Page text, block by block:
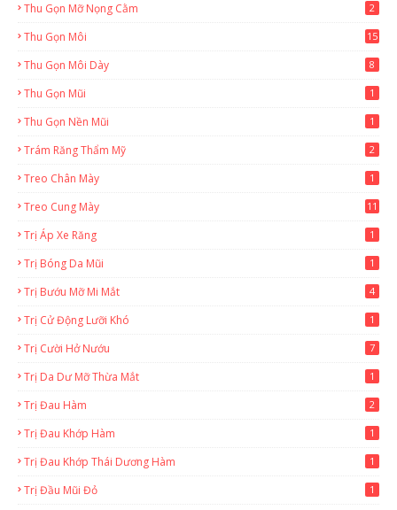
Thu Gọn Mỡ Nọng Cằm 2
Thu Gọn Môi 15
Thu Gọn Môi Dày 8
Thu Gọn Mũi 1
Thu Gọn Nền Mũi 1
Trám Răng Thẩm Mỹ 2
Treo Chân Mày 1
Treo Cung Mày 11
Trị Áp Xe Răng 1
Trị Bóng Da Mũi 1
Trị Bướu Mỡ Mi Mắt 4
Trị Cử Động Lưỡi Khó 1
Trị Cười Hở Nướu 7
Trị Da Dư Mỡ Thừa Mắt 1
Trị Đau Hàm 2
Trị Đau Khớp Hàm 1
Trị Đau Khớp Thái Dương Hàm 1
Trị Đầu Mũi Đỏ 1